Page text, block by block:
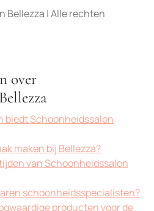
Bellezza | Alle rechten
over
biedt Schoonheidssalon
maken bij Bellezza?
van Schoonheidssalon
schoonheidsspecialisten?
producten voor de